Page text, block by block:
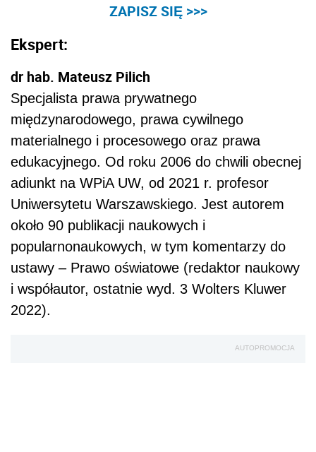
ZAPISZ SIĘ >>>
Ekspert:
dr hab. Mateusz Pilich
Specjalista prawa prywatnego
międzynarodowego, prawa cywilnego
materialnego i procesowego oraz prawa
edukacyjnego. Od roku 2006 do chwili obecnej
adiunkt na WPiA UW, od 2021 r. profesor
Uniwersytetu Warszawskiego. Jest autorem
około 90 publikacji naukowych i
popularnonaukowych, w tym komentarzy do
ustawy – Prawo oświatowe (redaktor naukowy
i współautor, ostatnie wyd. 3 Wolters Kluwer
2022).
AUTOPROMOCJA